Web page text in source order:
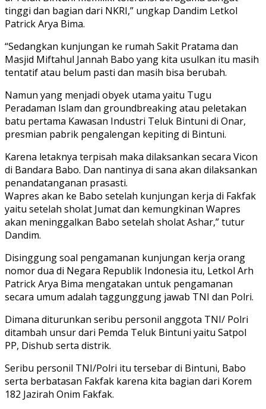
tinggi dan bagian dari NKRI,” ungkap Dandim Letkol
Patrick Arya Bima.
“Sedangkan kunjungan ke rumah Sakit Pratama dan
Masjid Miftahul Jannah Babo yang kita usulkan itu masih
tentatif atau belum pasti dan masih bisa berubah.
Namun yang menjadi obyek utama yaitu Tugu
Peradaman Islam dan groundbreaking atau peletakan
batu pertama Kawasan Industri Teluk Bintuni di Onar,
presmian pabrik pengalengan kepiting di Bintuni.
Karena letaknya terpisah maka dilaksankan secara Vicon
di Bandara Babo. Dan nantinya di sana akan dilaksankan
penandatanganan prasasti.
Wapres akan ke Babo setelah kunjungan kerja di Fakfak
yaitu setelah sholat Jumat dan kemungkinan Wapres
akan meninggalkan Babo setelah sholat Ashar,” tutur
Dandim.
Disinggung soal pengamanan kunjungan kerja orang
nomor dua di Negara Republik Indonesia itu, Letkol Arh
Patrick Arya Bima mengatakan untuk pengamanan
secara umum adalah taggunggung jawab TNI dan Polri.
Dimana diturunkan seribu personil anggota TNI/ Polri
ditambah unsur dari Pemda Teluk Bintuni yaitu Satpol
PP, Dishub serta distrik.
Seribu personil TNI/Polri itu tersebar di Bintuni, Babo
serta berbatasan Fakfak karena kita bagian dari Korem
182 Jazirah Onim Fakfak.